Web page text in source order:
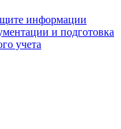
информации
и подготовка
учета